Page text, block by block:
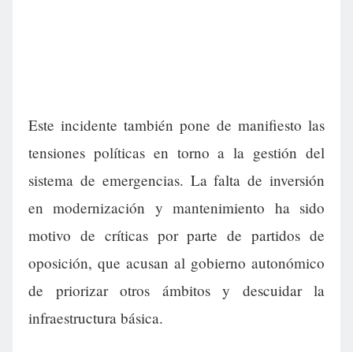
Este incidente también pone de manifiesto las
tensiones políticas en torno a la gestión del
sistema de emergencias. La falta de inversión
en modernización y mantenimiento ha sido
motivo de críticas por parte de partidos de
oposición, que acusan al gobierno autonómico
de priorizar otros ámbitos y descuidar la
infraestructura básica.